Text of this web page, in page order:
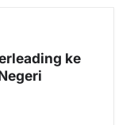
ke